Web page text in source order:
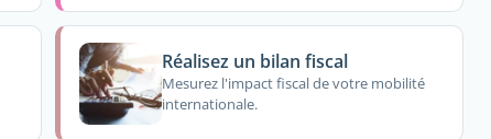
Réalisez un bilan fiscal
Mesurez l'impact fiscal de votre mobilité
internationale.